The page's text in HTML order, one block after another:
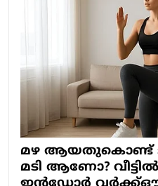
മഴ ആയതുകൊണ്ട്
മടി ആണോ?